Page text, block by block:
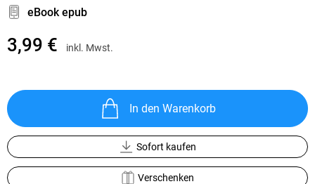
eBook epub
3,99 € inkl. Mwst.
In den Warenkorb
Sofort kaufen
Verschenken